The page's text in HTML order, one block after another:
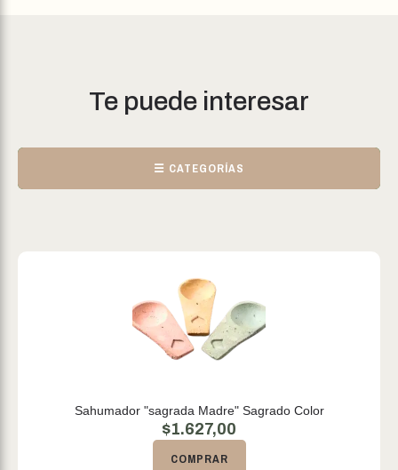
Te puede interesar
☰ CATEGORÍAS
Sahumador "sagrada Madre" Sagrado Color
$1.627,00
COMPRAR